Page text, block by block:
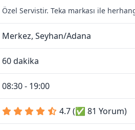
Özel Servistir. Teka markası ile
Merkez, Seyhan/Adana
60 dakika
08:30 - 19:00
4.7 (✅ 81 Yorum)